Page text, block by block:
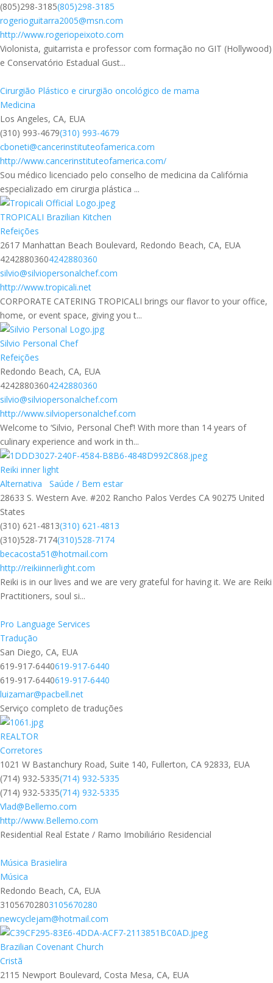
(805)298-3185(805)298-3185
rogerioguitarra2005@msn.com
http://www.rogeriopeixoto.com
Violonista, guitarrista e professor com formação no GIT (Hollywood)
e Conservatório Estadual Gust...
Cirurgião Plástico e cirurgião oncológico de mama
Medicina
Los Angeles, CA, EUA
(310) 993-4679(310) 993-4679
cboneti@cancerinstituteofamerica.com
http://www.cancerinstituteofamerica.com/
Sou médico licenciado pelo conselho de medicina da Califórnia
especializado em cirurgia plástica ...
TROPICALI Brazilian Kitchen
Refeições
2617 Manhattan Beach Boulevard, Redondo Beach, CA, EUA
42428803604242880360
silvio@silviopersonalchef.com
http://www.tropicali.net
CORPORATE CATERING TROPICALI brings our flavor to your office,
home, or event space, giving you t...
Silvio Personal Chef
Refeições
Redondo Beach, CA, EUA
42428803604242880360
silvio@silviopersonalchef.com
http://www.silviopersonalchef.com
Welcome to ‘Silvio, Personal Chef’! With more than 14 years of
culinary experience and work in th...
Reiki inner light
Alternativa
Saúde / Bem estar
28633 S. Western Ave. #202 Rancho Palos Verdes CA 90275 United
States
(310) 621-4813(310) 621-4813
(310)528-7174(310)528-7174
becacosta51@hotmail.com
http://reikiinnerlight.com
Reiki is in our lives and we are very grateful for having it. We are Reiki
Practitioners, soul si...
Pro Language Services
Tradução
San Diego, CA, EUA
619-917-6440619-917-6440
619-917-6440619-917-6440
luizamar@pacbell.net
Serviço completo de traduções
REALTOR
Corretores
1021 W Bastanchury Road, Suite 140, Fullerton, CA 92833, EUA
(714) 932-5335(714) 932-5335
(714) 932-5335(714) 932-5335
Vlad@Bellemo.com
http://www.Bellemo.com
Residential Real Estate / Ramo Imobiliário Residencial
Música Brasielira
Música
Redondo Beach, CA, EUA
31056702803105670280
newcyclejam@hotmail.com
Brazilian Covenant Church
Cristã
2115 Newport Boulevard, Costa Mesa, CA, EUA